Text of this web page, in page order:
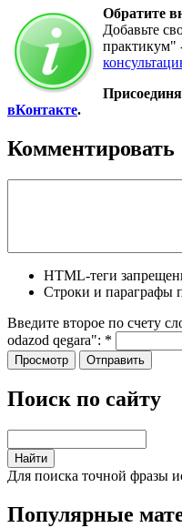
Обратите
Добавьте
практикум"
вКонтакте.
Комментировать
HTML-теги
Строки и параграфы
Введите второе по счету
odazod qegara": *
Поиск по сайту
Для поиска точной фразы
Популярные